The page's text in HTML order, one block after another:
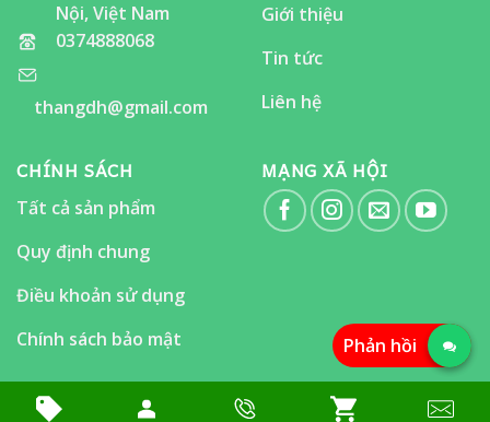
Nội, Việt Nam
0374888068
thangdh@gmail.com
Giới thiệu
Tin tức
Liên hệ
CHÍNH SÁCH
Tất cả sản phẩm
Quy định chung
Điều khoản sử dụng
Chính sách bảo mật
MẠNG XÃ HỘI
Phản hồi